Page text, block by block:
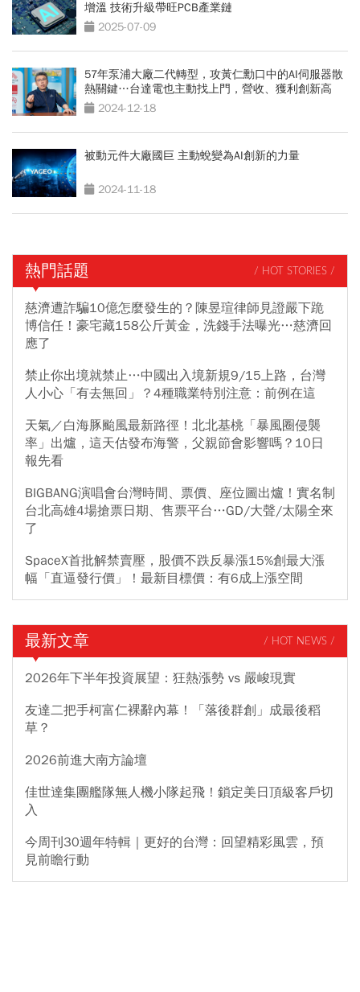
增溫 技術升級帶旺PCB產業鏈
2025-07-09
57年泵浦大廠二代轉型，攻黃仁勳口中的AI伺服器散
熱關鍵…台達電也主動找上門，營收、獲利創新高
2024-12-18
被動元件大廠國巨 主動蛻變為AI創新的力量
2024-11-18
熱門話題 / HOT STORIES /
慈濟遭詐騙10億怎麼發生的？陳昱瑄律師見證嚴下跪
博信任！豪宅藏158公斤黃金，洗錢手法曝光…慈濟回
應了
禁止你出境就禁止…中國出入境新規9/15上路，台灣
人小心「有去無回」？4種職業特別注意：前例在這
天氣／白海豚颱風最新路徑！北北基桃「暴風圈侵襲
率」出爐，這天估發布海警，父親節會影響嗎？10日
報先看
BIGBANG演唱會台灣時間、票價、座位圖出爐！實名制
台北高雄4場搶票日期、售票平台…GD/大聲/太陽全來
了
SpaceX首批解禁賣壓，股價不跌反暴漲15%創最大漲
幅「直逼發行價」！最新目標價：有6成上漲空間
最新文章 / HOT NEWS /
2026年下半年投資展望：狂熱漲勢 vs 嚴峻現實
友達二把手柯富仁裸辭內幕！「落後群創」成最後稻
草？
2026前進大南方論壇
佳世達集團艦隊無人機小隊起飛！鎖定美日頂級客戶切
入
今周刊30週年特輯｜更好的台灣：回望精彩風雲，預
見前瞻行動